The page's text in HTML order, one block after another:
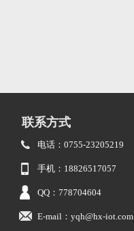
联系方式
电话：0755-23205219
手机：18826517057
QQ：778704604
E-mail：yqh@hx-iot.com